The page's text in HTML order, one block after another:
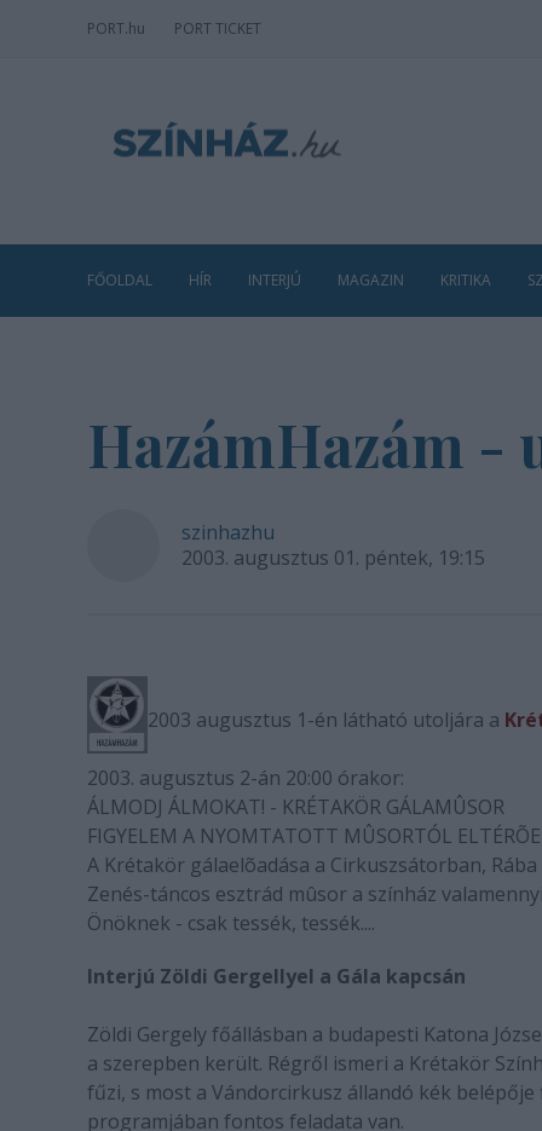
PORT.hu PORT TICKET
FŐOLDAL HÍR INTERJÚ MAGAZIN KRITIKA
HazámHazám -
szinhazhu
2003. augusztus 01. péntek, 19:15
2003 augusztus 1-én látható utoljára a
2003. augusztus 2-án 20:00 órakor:
ÁLMODJ ÁLMOKAT! - KRÉTAKÖR GÁLAMÛSOR
FIGYELEM A NYOMTATOTT MÛSORTÓL
A Krétakör gálaelõadása a Cirkuszsátorban,
Zenés-táncos esztrád mûsor a színház
Önöknek - csak tessék, tessék....
Interjú Zöldi Gergellyel a Gála kapcsán
Zöldi Gergely főállásban a budapesti Katona
a szerepben került. Régről ismeri a Krétakör
fűzi, s most a Vándorcirkusz állandó kék
programjában fontos feladata van.